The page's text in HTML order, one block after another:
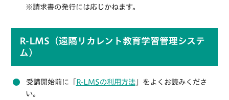
※請求書の発行には応じかねます。
R-LMS（遠隔リカレント教育学習管理システ
ム）
受講開始前に「R-LMSの利用方法」をよくお読みくださ
い。